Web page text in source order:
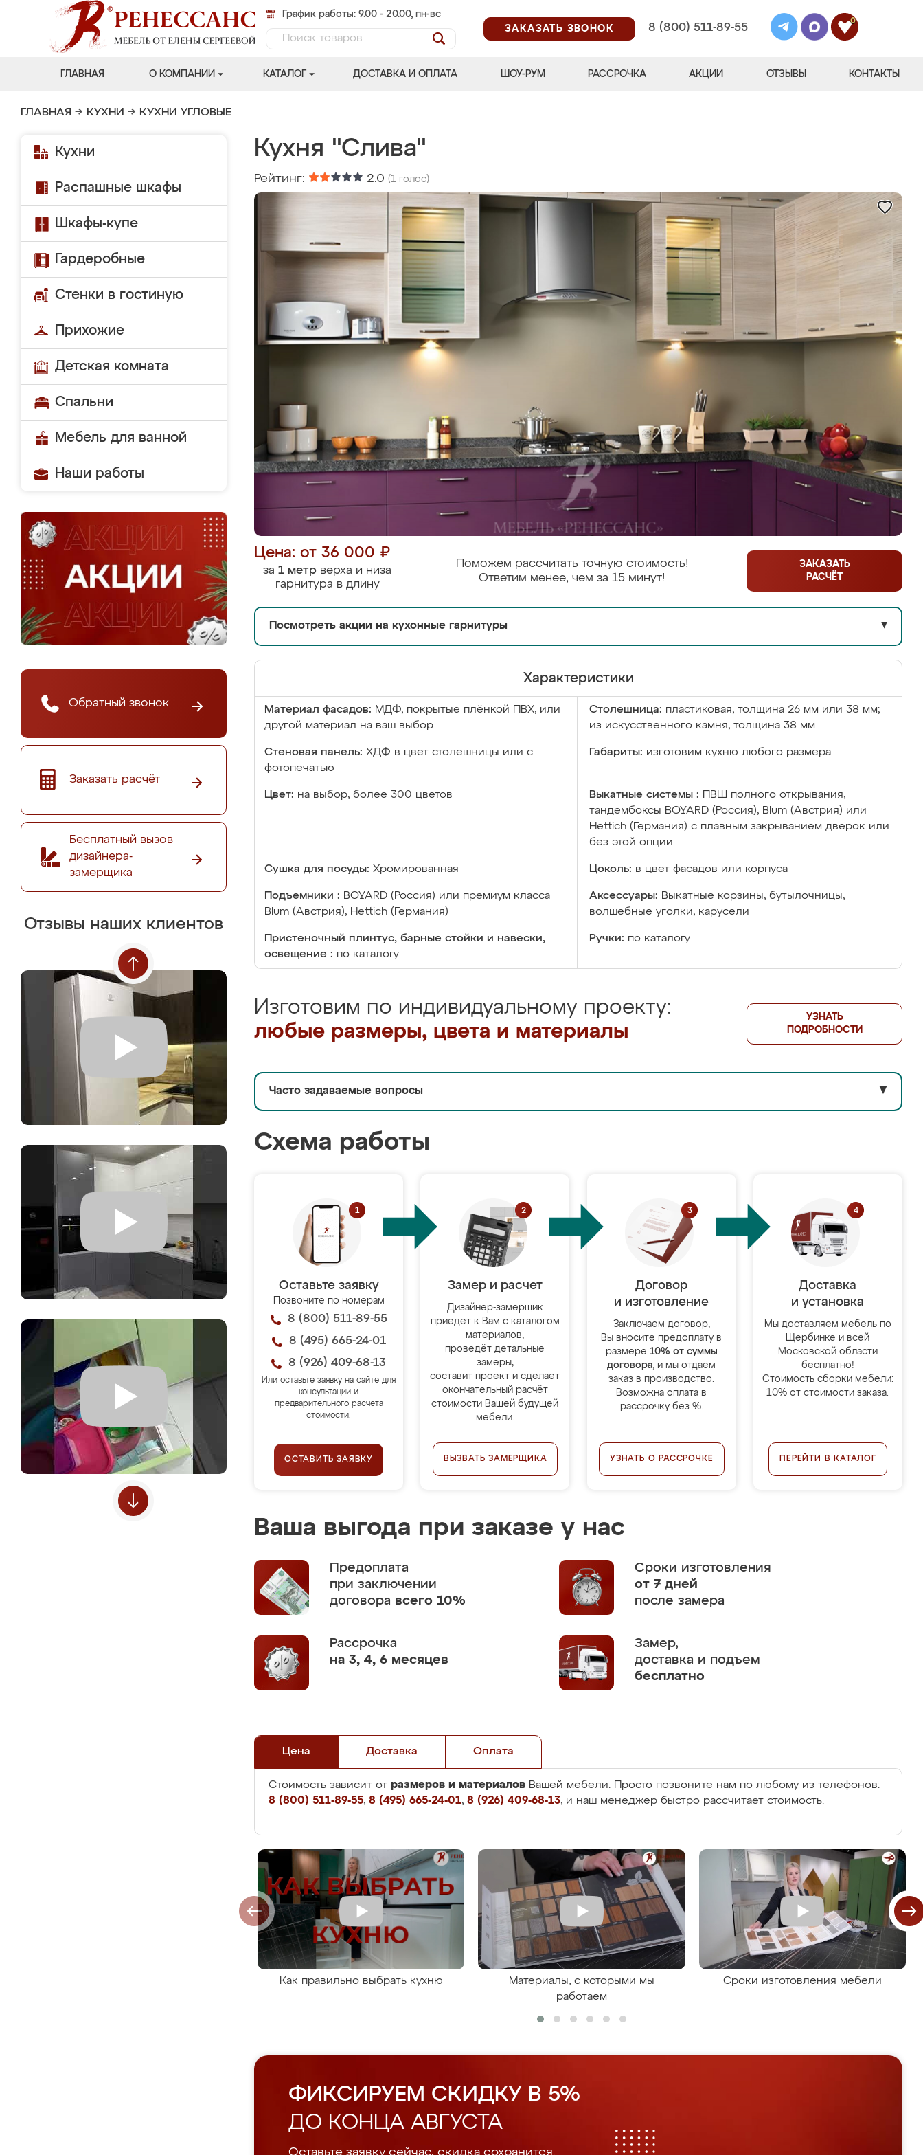
График работы: 9.00 - 20.00, пн-вс
ЗАКАЗАТЬ ЗВОНОК
8 (800) 511-89-55
0
ГЛАВНАЯ О КОМПАНИИ КАТАЛОГ ДОСТАВКА И ОПЛАТА ШОУ-РУМ РАССРОЧКА АКЦИИ ОТЗЫВЫ КОНТАКТЫ
ГЛАВНАЯ → КУХНИ → КУХНИ УГЛОВЫЕ
Кухни
Распашные шкафы
Шкафы-купе
Гардеробные
Стенки в гостиную
Прихожие
Детская комната
Спальни
Мебель для ванной
Наши работы
Обратный звонок
Заказать расчёт
Бесплатный вызов
дизайнера-
замерщика
Отзывы наших клиентов
Кухня "Слива"
Рейтинг: 2.0 (1 голос)
Цена: от 36 000 ₽
за 1 метр верха и низа
гарнитура в длину
Поможем рассчитать точную стоимость!
Ответим менее, чем за 15 минут!
ЗАКАЗАТЬ
РАСЧЁТ
Посмотреть акции на кухонные гарнитуры ▼
Характеристики
Материал фасадов: МДФ, покрытые плёнкой ПВХ, или
другой материал на ваш выбор
Столешница: пластиковая, толщина 26 мм или 38 мм;
из искусственного камня, толщина 38 мм
Стеновая панель: ХДФ в цвет столешницы или с
фотопечатью
Габариты: изготовим кухню любого размера
Цвет: на выбор, более 300 цветов Выкатные системы :
ПВШ полного открывания,
тандембоксы BOYARD (Россия), Blum (Австрия) или
Hettich (Германия) с плавным закрыванием дверок или
без этой опции
Сушка для посуды: Хромированная Цоколь: в цвет фасадов или корпуса
Подъемники : BOYARD (Россия) или премиум класса
Blum (Австрия), Hettich (Германия)
Аксессуары: Выкатные корзины, бутылочницы,
волшебные уголки, карусели
Пристеночный плинтус, барные стойки и навески,
освещение : по каталогу
Ручки: по каталогу
Изготовим по индивидуальному проекту:
любые размеры, цвета и материалы
УЗНАТЬ
ПОДРОБНОСТИ
Часто задаваемые вопросы ▼
Схема работы
Оставьте заявку
Позвоните по номерам
8 (800) 511-89-55
8 (495) 665-24-01
8 (926) 409-68-13
Или оставьте заявку на сайте для
консультации и
предварительного расчёта
стоимости.
ОСТАВИТЬ ЗАЯВКУ
Замер и расчет
Дизайнер-замерщик
приедет к Вам с каталогом
материалов,
проведёт детальные
замеры,
составит проект и сделает
окончательный расчёт
стоимости Вашей будущей
мебели.
ВЫЗВАТЬ ЗАМЕРЩИКА
Договор
и изготовление
Заключаем договор,
Вы вносите предоплату в
размере 10% от суммы
договора, и мы отдаём
заказ в производство.
Возможна оплата в
рассрочку без %.
УЗНАТЬ О РАССРОЧКЕ
Доставка
и установка
Мы доставляем мебель по
Щербинке и всей
Московской области
бесплатно!
Стоимость сборки мебели:
10% от стоимости заказа.
ПЕРЕЙТИ В КАТАЛОГ
Ваша выгода при заказе у нас
Предоплата
при заключении
договора всего 10%
Сроки изготовления
от 7 дней
после замера
Рассрочка
на 3, 4, 6 месяцев
Замер,
доставка и подъем
бесплатно
Цена Доставка Оплата
Стоимость зависит от размеров и материалов Вашей мебели. Просто позвоните нам по любому из телефонов:
8 (800) 511-89-55, 8 (495) 665-24-01, 8 (926) 409-68-13, и наш менеджер быстро рассчитает стоимость.
Как правильно выбрать кухню
Материалы, с которыми мы
работаем
Сроки изготовления мебели
ФИКСИРУЕМ СКИДКУ В 5%
ДО КОНЦА АВГУСТА
Оставьте заявку сейчас, скидка сохранится.